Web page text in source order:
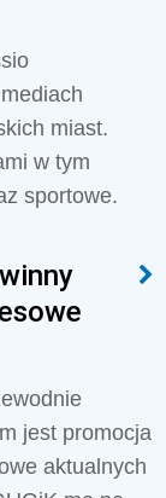
miast.
w tym
sportowe.
jest promocja
aktualnych